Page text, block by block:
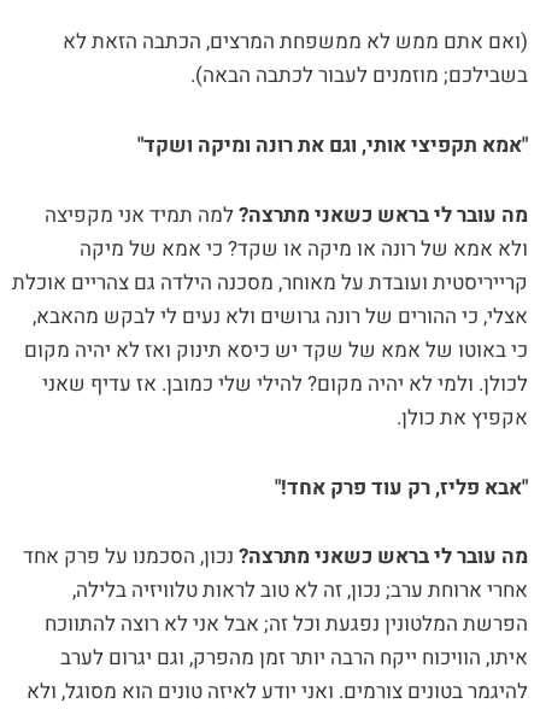
(ואם אתם ממש לא ממשפחת המרצים, הכתבה הזאת לא
בשבילכם; מוזמנים לעבור לכתבה הבאה).
"אמא תקפיצי אותי, וגם את רונה ומיקה ושקד"
מה עובר לי בראש כשאני מתרצה? למה תמיד אני מקפיצה
ולא אמא של רונה או מיקה או שקד? כי אמא של מיקה
קרייריסטית ועובדת על מאוחר, מסכנה הילדה גם צהריים אוכלת
אצלי, כי ההורים של רונה גרושים ולא נעים לי לבקש מהאבא,
כי באוטו של אמא של שקד יש כיסא תינוק ואז לא יהיה מקום
לכולן. ולמי לא יהיה מקום? להילי שלי כמובן. אז עדיף שאני
אקפיץ את כולן.
"אבא פליז, רק עוד פרק אחד!"
מה עובר לי בראש כשאני מתרצה? נכון, הסכמנו על פרק אחד
אחרי ארוחת ערב; נכון, זה לא טוב לראות טלוויזיה בלילה,
הפרשת המלטונין נפגעת וכל זה; אבל אני לא רוצה להתווכח
איתו, הוויכוח ייקח הרבה יותר זמן מהפרק, וגם יגרום לערב
להיגמר בטונים צורמים. ואני יודע לאיזה טונים הוא מסוגל, ולא